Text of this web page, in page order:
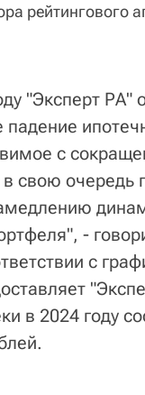
рейтингового
"Эксперт РА"
падение
с
свою очередь
-
с
в 2024 году